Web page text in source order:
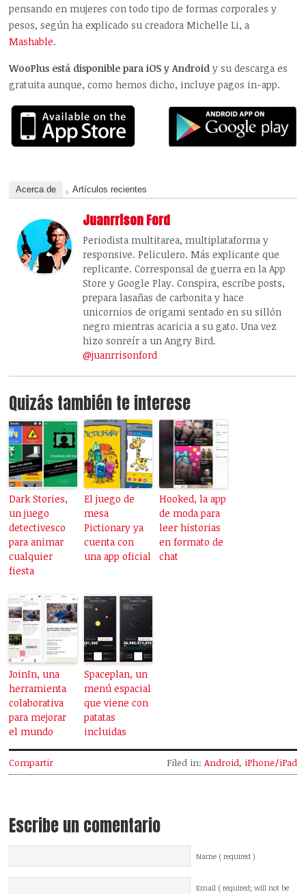
pensando en mujeres con todo tipo de formas corporales y
pesos, según ha explicado su creadora Michelle Li, a
Mashable.
WooPlus está disponible para iOS y Android y su descarga es
gratuita aunque, como hemos dicho, incluye pagos in-app.
Acerca de Artículos recientes
Juanrrison Ford
Periodista multitarea, multiplataforma y
responsive. Peliculero. Más explicante que
replicante. Corresponsal de guerra en la App
Store y Google Play. Conspira, escribe posts,
prepara lasañas de carbonita y hace
unicornios de origami sentado en su sillón
negro mientras acaricia a su gato. Una vez
hizo sonreír a un Angry Bird.
@juanrrisonford
Quizás también te interese
Dark Stories,
un juego
detectivesco
para animar
cualquier
fiesta
El juego de
mesa
Pictionary ya
cuenta con
una app oficial
Hooked, la app
de moda para
leer historias
en formato de
chat
JoinIn, una
herramienta
colaborativa
para mejorar
el mundo
Spaceplan, un
menú espacial
que viene con
patatas
incluidas
Compartir Filed in: Android, iPhone/iPad
Escribe un comentario
Name ( required )
Email ( required; will not be